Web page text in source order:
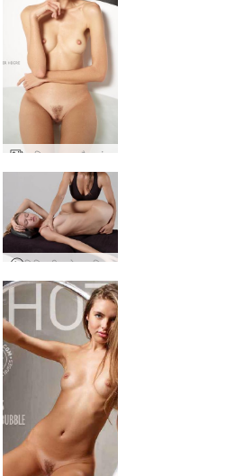
आलिया साफ और शांत
चिकित्सीय खेल मालिश